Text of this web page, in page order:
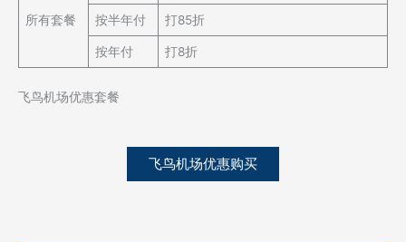
所有套餐 按半年付 打85折
按年付 打8折
飞鸟机场优惠套餐
飞鸟机场优惠购买